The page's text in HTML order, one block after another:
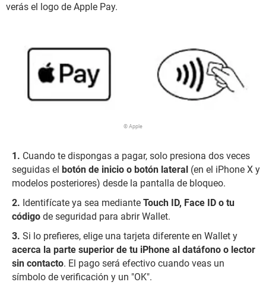
verás el logo de Apple Pay.
© Apple
Cuando te dispongas a pagar, solo presiona dos veces
seguidas el botón de inicio o botón lateral (en el iPhone X y
modelos posteriores) desde la pantalla de bloqueo.
Identifícate ya sea mediante Touch ID, Face ID o tu
código de seguridad para abrir Wallet.
Si lo prefieres, elige una tarjeta diferente en Wallet y
acerca la parte superior de tu iPhone al datáfono o lector
sin contacto. El pago será efectivo cuando veas un
símbolo de verificación y un "OK".